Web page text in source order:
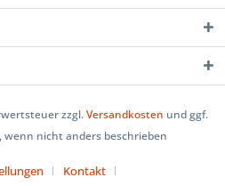
zzgl.Versandkosten und ggf.
nicht anders beschrieben
Kontakt